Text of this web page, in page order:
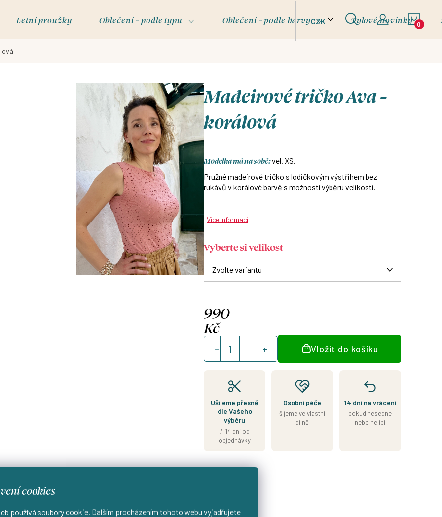
cookies
používá soubory cookie. Dalším procházením tohoto webu vyjadřujete
CZK
Letní proužky Oblečení - podle typu Oblečení - podle barvy Tylové novinky
Madeirové tričko Ava -
korálová
Modelka má na sobě:vel. XS.
Pružné madeirové tričko s lodičkovým výstřihem bez
rukávů v korálové barvě s možností výběru velikosti.
Více informací
Vyberte si velikost
990
Kč
Měrná
cena:
Vložit do košíku
Ušijeme přesně
dle Vašeho
výběru
7–14 dní od
objednávky
Osobní péče
šijeme ve vlastní
dílně
14 dní na vrácení
pokud nesedne
nebo nelíbí